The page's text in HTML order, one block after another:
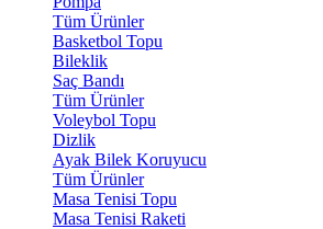
Tüm Ürünler
Basketbol Topu
Bileklik
Saç Bandı
Tüm Ürünler
Voleybol Topu
Dizlik
Ayak Bilek Koruyucu
Tüm Ürünler
Masa Tenisi Topu
Masa Tenisi Raketi